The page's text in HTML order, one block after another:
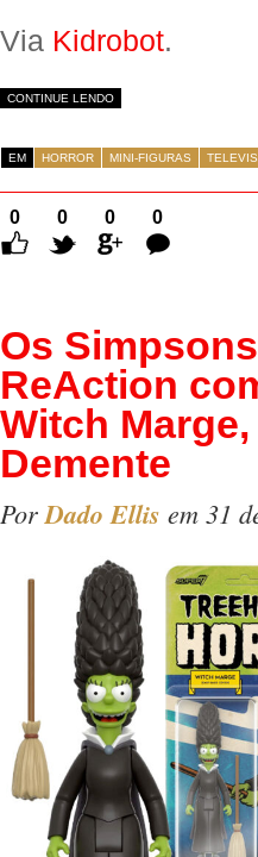
Via Kidrobot.
CONTINUE LENDO
EM HORROR MINI-FIGURAS
0 0 0
0
Comentários
Os
ReAction
Witch
Demente
PorDado Ellis em 31